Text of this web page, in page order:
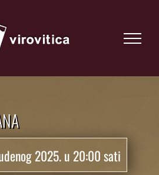
2025. u 20:00 sati